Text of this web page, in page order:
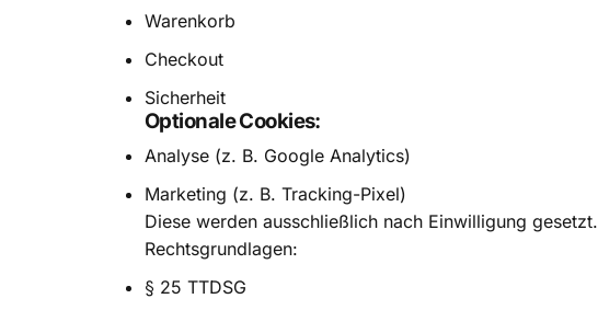
Warenkorb
Checkout
Sicherheit
Optionale Cookies:
Analyse (z. B. Google Analytics)
Marketing (z. B. Tracking-Pixel)
Diese werden ausschließlich nach Einwilligung gesetzt.
Rechtsgrundlagen:
§ 25 TTDSG